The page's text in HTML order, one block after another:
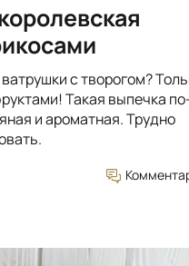
с творогом?
Такая выпечка
и ароматная. Трудно